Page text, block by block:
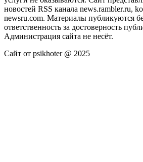
новостей RSS канала news.rambler.ru,
newsru.com. Материалы публикуются
ответственность за достоверность
Администрация сайта не несёт.
Сайт от psikhoter @ 2025